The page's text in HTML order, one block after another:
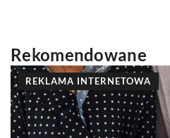
Rekomendowane
INNE